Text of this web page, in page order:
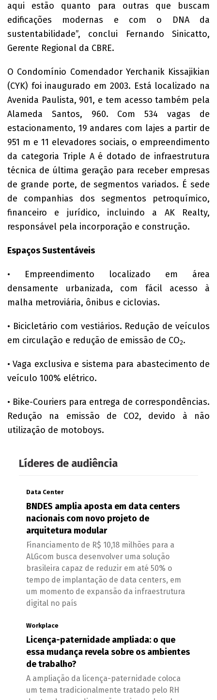
aqui estão quanto para outras que buscam
edificações modernas e com o DNA da
sustentabilidade”, conclui Fernando Sinicatto,
Gerente Regional da CBRE.
O Condomínio Comendador Yerchanik Kissajikian
(CYK) foi inaugurado em 2003. Está localizado na
Avenida Paulista, 901, e tem acesso também pela
Alameda Santos, 960. Com 534 vagas de
estacionamento, 19 andares com lajes a partir de
951 m e 11 elevadores sociais, o empreendimento
da categoria Triple A é dotado de infraestrutura
técnica de última geração para receber empresas
de grande porte, de segmentos variados. É sede
de companhias dos segmentos petroquímico,
financeiro e jurídico, incluindo a AK Realty,
responsável pela incorporação e construção.
Espaços Sustentáveis
• Empreendimento localizado em área
densamente urbanizada, com fácil acesso à
malha metroviária, ônibus e ciclovias.
• Bicicletário com vestiários. Redução de veículos
em circulação e redução de emissão de CO2.
• Vaga exclusiva e sistema para abastecimento de
veículo 100% elétrico.
• Bike-Couriers para entrega de correspondências.
Redução na emissão de CO2, devido à não
utilização de motoboys.
Líderes de audiência
Data Center
BNDES amplia aposta em data centers
nacionais com novo projeto de
arquitetura modular
Financiamento de R$ 10,18 milhões para a
ALGcom busca desenvolver uma solução
brasileira capaz de reduzir em até 50% o
tempo de implantação de data centers, em
um momento de expansão da infraestrutura
digital no país
Workplace
Licença-paternidade ampliada: o que
essa mudança revela sobre os ambientes
de trabalho?
A ampliação da licença-paternidade coloca
um tema tradicionalmente tratado pelo RH